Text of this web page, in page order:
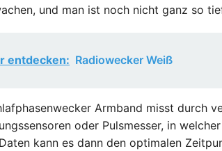
und man ist noch nicht ganz so
entdecken: Radiowecker Weiß
Armband misst durch
oder Pulsmesser, in
kann es dann den optimalen